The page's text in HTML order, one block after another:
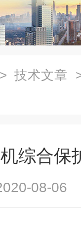
技术文章
综合保
2020-08-